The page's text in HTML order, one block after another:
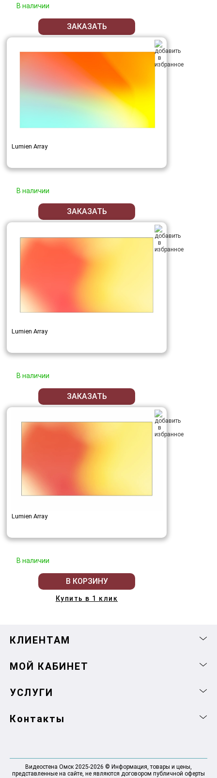
В наличии
ЗАКАЗАТЬ
Lumien Array
В наличии
ЗАКАЗАТЬ
Lumien Array
В наличии
ЗАКАЗАТЬ
Lumien Array
В наличии
В КОРЗИНУ
Купить в 1 клик
КЛИЕНТАМ
МОЙ КАБИНЕТ
УСЛУГИ
Контакты
Видеостена Омск 2025-2026 © Информация, товары и цены,
представленные на сайте, не являются договором публичной оферты